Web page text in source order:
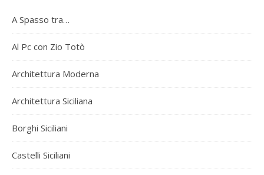
A Spasso tra…
Al Pc con Zio Totò
Architettura Moderna
Architettura Siciliana
Borghi Siciliani
Castelli Siciliani